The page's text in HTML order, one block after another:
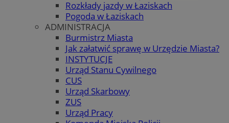
Rozkłady jazdy w Łaziskach
Pogoda w Łaziskach
ADMINISTRACJA
Burmistrz Miasta
Jak załatwić sprawę w Urzędzie Miasta?
INSTYTUCJE
Urząd Stanu Cywilnego
CUS
Urząd Skarbowy
ZUS
Urząd Pracy